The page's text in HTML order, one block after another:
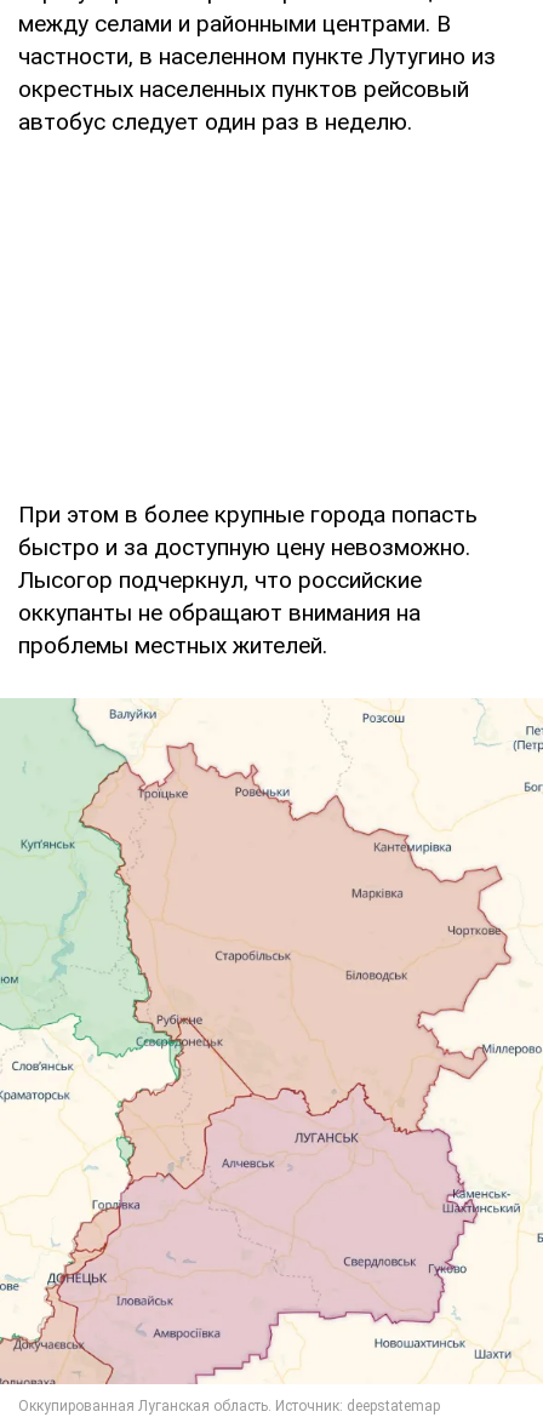
между селами и районными центрами. В
частности, в населенном пункте Лутугино из
окрестных населенных пунктов рейсовый
автобус следует один раз в неделю.
При этом в более крупные города попасть
быстро и за доступную цену невозможно.
Лысогор подчеркнул, что российские
оккупанты не обращают внимания на
проблемы местных жителей.